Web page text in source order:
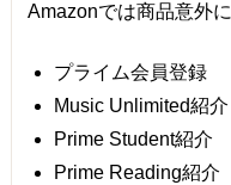
Amazonでは商品意外に
プライム会員登録
Music Unlimited紹介
Prime Student紹介
Prime Reading紹介